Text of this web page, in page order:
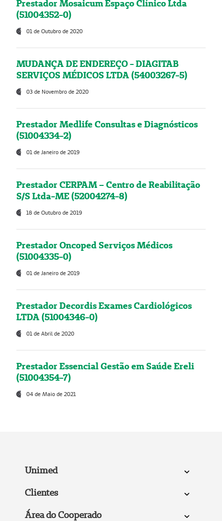
Prestador Mosaicum Espaço Clínico Ltda
(51004352-0)
01 de Outubro de 2020
MUDANÇA DE ENDEREÇO - DIAGITAB
SERVIÇOS MÉDICOS LTDA (54003267-5)
03 de Novembro de 2020
Prestador Medlife Consultas e Diagnósticos
(51004334-2)
01 de Janeiro de 2019
Prestador CERPAM – Centro de Reabilitação
S/S Ltda-ME (52004274-8)
18 de Outubro de 2019
Prestador Oncoped Serviços Médicos
(51004335-0)
01 de Janeiro de 2019
Prestador Decordis Exames Cardiológicos
LTDA (51004346-0)
01 de Abril de 2020
Prestador Essencial Gestão em Saúde Ereli
(51004354-7)
04 de Maio de 2021
Unimed
Clientes
Área do Cooperado